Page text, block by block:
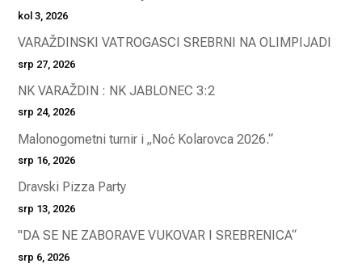
kol 3, 2026
VARAŽDINSKI VATROGASCI SREBRNI NA OLIMPIJADI
srp 27, 2026
NK VARAŽDIN : NK JABLONEC 3:2
srp 24, 2026
Malonogometni turnir i „Noć Kolarovca 2026.“
srp 16, 2026
Dravski Pizza Party
srp 13, 2026
"DA SE NE ZABORAVE VUKOVAR I SREBRENICA“
srp 6, 2026